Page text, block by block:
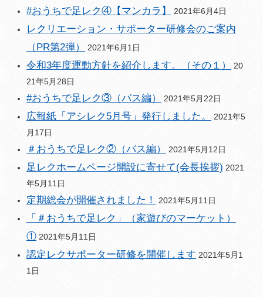
#おうちで足レク④【マンカラ】 2021年6月4日
レクリエーション・サポーター研修会のご案内
（PR第2弾）
2021年6月1日
令和3年度運動方針を紹介します。（その１）
20
21年5月28日
#おうちで足レク③（バス編） 2021年5月22日
広報紙「アシレク5月号」発行しました。
2021年5
月17日
＃おうちで足レク②（バス編） 2021年5月12日
足レクホームページ開設に寄せて(会長挨拶) 2021
年5月11日
定期総会が開催されました！ 2021年5月11日
「＃おうちで足レク」（家遊びのマーケット）
① 2021年5月11日
認定レクサポーター研修を開催します 2021年5月1
1日